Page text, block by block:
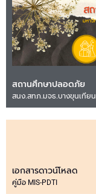
สถานศึกษาปลอดภัย
สนง.สทภ.มจธ.บางขุนเทียน
เอกสารดาวน์โหลด
คู่มือ MIS-PDTI